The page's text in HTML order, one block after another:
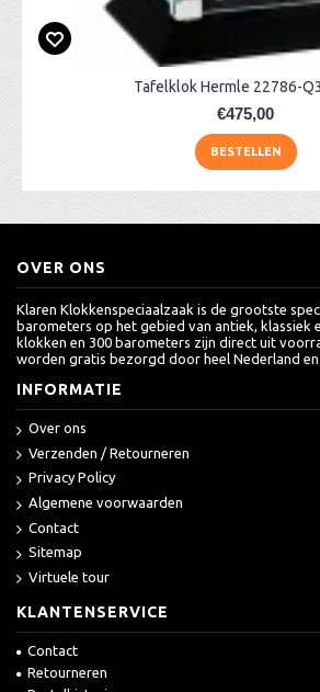
Tafelklok Hermle 22786-
€475,00
BESTELLEN
OVER ONS
Klaren Klokkenspeciaalzaak is de grootste
barometers op het gebied van antiek, klassiek
klokken en 300 barometers zijn direct uit
worden gratis bezorgd door heel Nederland en
INFORMATIE
Over ons
Verzenden / Retourneren
Privacy Policy
Algemene voorwaarden
Contact
Sitemap
Virtuele tour
KLANTENSERVICE
Contact
Retourneren